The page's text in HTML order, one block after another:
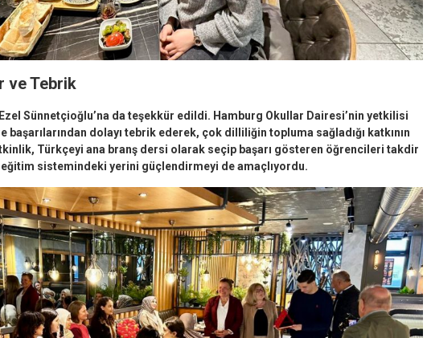
ve Tebrik
Sünnetçioğlu’na da teşekkür edildi. Hamburg Okullar Dairesi’nin yetkilisi
dolayı tebrik ederek, çok dilliliğin topluma sağladığı katkının
Türkçeyi ana branş dersi olarak seçip başarı gösteren öğrencileri takdir
eğitim sistemindeki yerini güçlendirmeyi de amaçlıyordu.